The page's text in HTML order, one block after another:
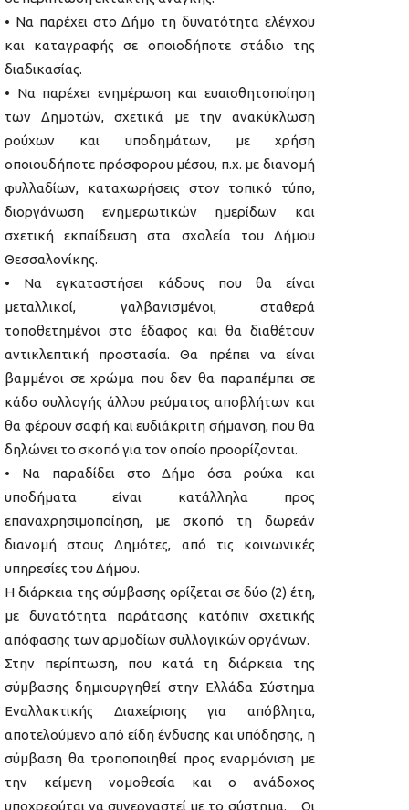
• Να παρέχει στο Δήμο τη δυνατότητα ελέγχου
και καταγραφής σε οποιοδήποτε στάδιο της
διαδικασίας.
• Να παρέχει ενημέρωση και ευαισθητοποίηση
των Δημοτών, σχετικά με την ανακύκλωση
ρούχων και υποδημάτων, με χρήση
οποιουδήποτε πρόσφορου μέσου, π.χ. με διανομή
φυλλαδίων, καταχωρήσεις στον τοπικό τύπο,
διοργάνωση ενημερωτικών ημερίδων και
σχετική εκπαίδευση στα σχολεία του Δήμου
Θεσσαλονίκης.
• Να εγκαταστήσει κάδους που θα είναι
μεταλλικοί, γαλβανισμένοι, σταθερά
τοποθετημένοι στο έδαφος και θα διαθέτουν
αντικλεπτική προστασία. Θα πρέπει να είναι
βαμμένοι σε χρώμα που δεν θα παραπέμπει σε
κάδο συλλογής άλλου ρεύματος αποβλήτων και
θα φέρουν σαφή και ευδιάκριτη σήμανση, που θα
δηλώνει το σκοπό για τον οποίο προορίζονται.
• Να παραδίδει στο Δήμο όσα ρούχα και
υποδήματα είναι κατάλληλα προς
επαναχρησιμοποίηση, με σκοπό τη δωρεάν
διανομή στους Δημότες, από τις κοινωνικές
υπηρεσίες του Δήμου.
Η διάρκεια της σύμβασης ορίζεται σε δύο (2) έτη,
με δυνατότητα παράτασης κατόπιν σχετικής
απόφασης των αρμοδίων συλλογικών οργάνων.
Στην περίπτωση, που κατά τη διάρκεια της
σύμβασης δημιουργηθεί στην Ελλάδα Σύστημα
Εναλλακτικής Διαχείρισης για απόβλητα,
αποτελούμενο από είδη ένδυσης και υπόδησης, η
σύμβαση θα τροποποιηθεί προς εναρμόνιση με
την κείμενη νομοθεσία και ο ανάδοχος
υποχρεούται να συνεργαστεί με το σύστημα. Οι